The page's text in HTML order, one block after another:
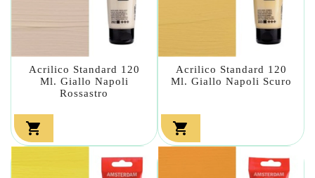
Acrilico Standard 120
Ml. Giallo Napoli
Rossastro

Acrilico Standard 120
Ml. Giallo Napoli Scuro
